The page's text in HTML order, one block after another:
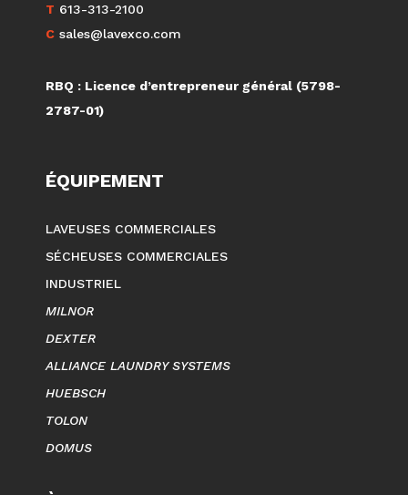
T 613-313-2100
C sales@lavexco.com
RBQ : Licence d’entrepreneur général (5798-
2787-01)
ÉQUIPEMENT
LAVEUSES COMMERCIALES
SÉCHEUSES COMMERCIALES
INDUSTRIEL
MILNOR
DEXTER
ALLIANCE LAUNDRY SYSTEMS
HUEBSCH
TOLON
DOMUS